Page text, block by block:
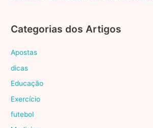
Categorias dos Artigos
Apostas
dicas
Educação
Exercício
futebol